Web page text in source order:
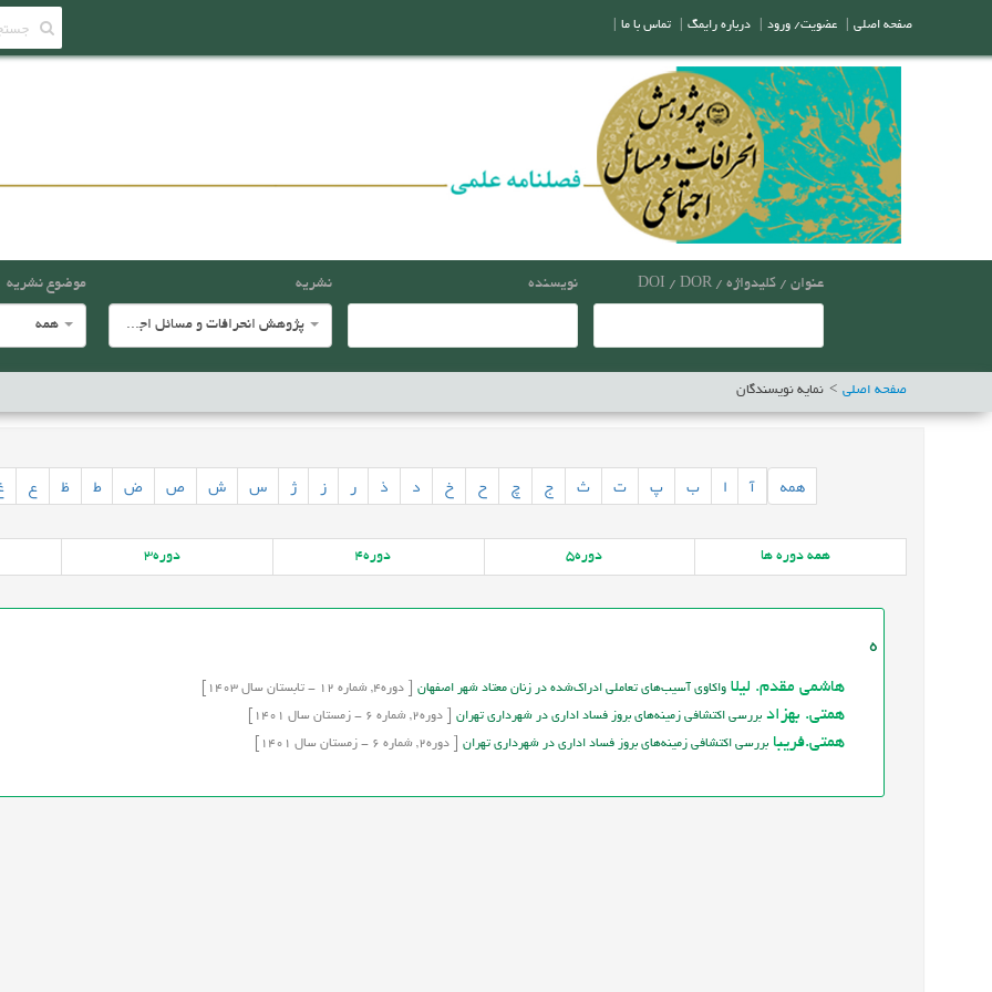
عنوان / کلیدواژه / DOI / DOR نویسنده نشریه
پژوهش انحرافات و مسائل اجتماعی
موضوع نشریه
همه
صفحه اصلی نمایه نویسندگان
همه آ ا ب پ ت ث ج چ ح خ د ذ ر ز ژ س ش ص ض ط ظ ع
همه دوره ها دوره5 دوره4 دوره3
ه
هاشمی مقدم. لیلا واکاوی آسيب‌هاي تعاملي ادراک‌شده در زنان معتاد شهر اصفهان دوره4, شماره - تابستان سال
همتی. بهزاد بررسی اکتشافی زمینه‌های بروز فساد اداری در شهرداری تهران دوره2, شماره - زمستان سال
همتی.فریبا بررسی اکتشافی زمینه‌های بروز فساد اداری در شهرداری تهران دوره2, شماره - زمستان سال
صفحه اصلی عضویت/ ورود درباره رایمگ تماس با ما